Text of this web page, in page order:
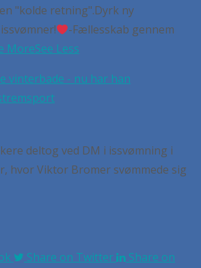
"kolde retning".Dyrk ny
-Fællesskab gennem
MoreSee Less
vinterbade - nu har han
deltog ved DM i issvømning i
hvor Viktor Bromer svømmede sig
Share on Twitter
Share on